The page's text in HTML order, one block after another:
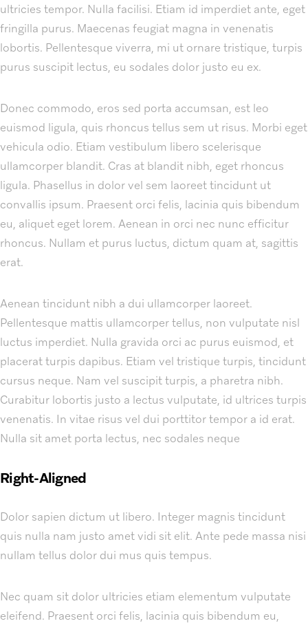
ultricies tempor. Nulla facilisi. Etiam id imperdiet ante, eget
fringilla purus. Maecenas feugiat magna in venenatis
lobortis. Pellentesque viverra, mi ut ornare tristique, turpis
purus suscipit lectus, eu sodales dolor justo eu ex.
Donec commodo, eros sed porta accumsan, est leo
euismod ligula, quis rhoncus tellus sem ut risus. Morbi eget
vehicula odio. Etiam vestibulum libero scelerisque
ullamcorper blandit. Cras at blandit nibh, eget rhoncus
ligula. Phasellus in dolor vel sem laoreet tincidunt ut
convallis ipsum. Praesent orci felis, lacinia quis bibendum
eu, aliquet eget lorem. Aenean in orci nec nunc efficitur
rhoncus. Nullam et purus luctus, dictum quam at, sagittis
erat.
Aenean tincidunt nibh a dui ullamcorper laoreet.
Pellentesque mattis ullamcorper tellus, non vulputate nisl
luctus imperdiet. Nulla gravida orci ac purus euismod, et
placerat turpis dapibus. Etiam vel tristique turpis, tincidunt
cursus neque. Nam vel suscipit turpis, a pharetra nibh.
Curabitur lobortis justo a lectus vulputate, id ultrices turpis
venenatis. In vitae risus vel dui porttitor tempor a id erat.
Nulla sit amet porta lectus, nec sodales neque
Right-Aligned
Dolor sapien dictum ut libero. Integer magnis tincidunt
quis nulla nam justo amet vidi sit elit. Ante pede massa nisi
nullam tellus dolor dui mus quis tempus.
Nec quam sit dolor ultricies etiam elementum vulputate
eleifend. Praesent orci felis, lacinia quis bibendum eu,